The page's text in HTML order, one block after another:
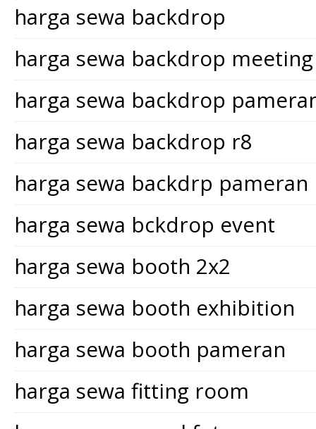
harga sewa backdrop
harga sewa backdrop meeting
harga sewa backdrop
harga sewa backdrop r8
harga sewa backdrp pameran
harga sewa bckdrop event
harga sewa booth 2x2
harga sewa booth exhibition
harga sewa booth pameran
harga sewa fitting room